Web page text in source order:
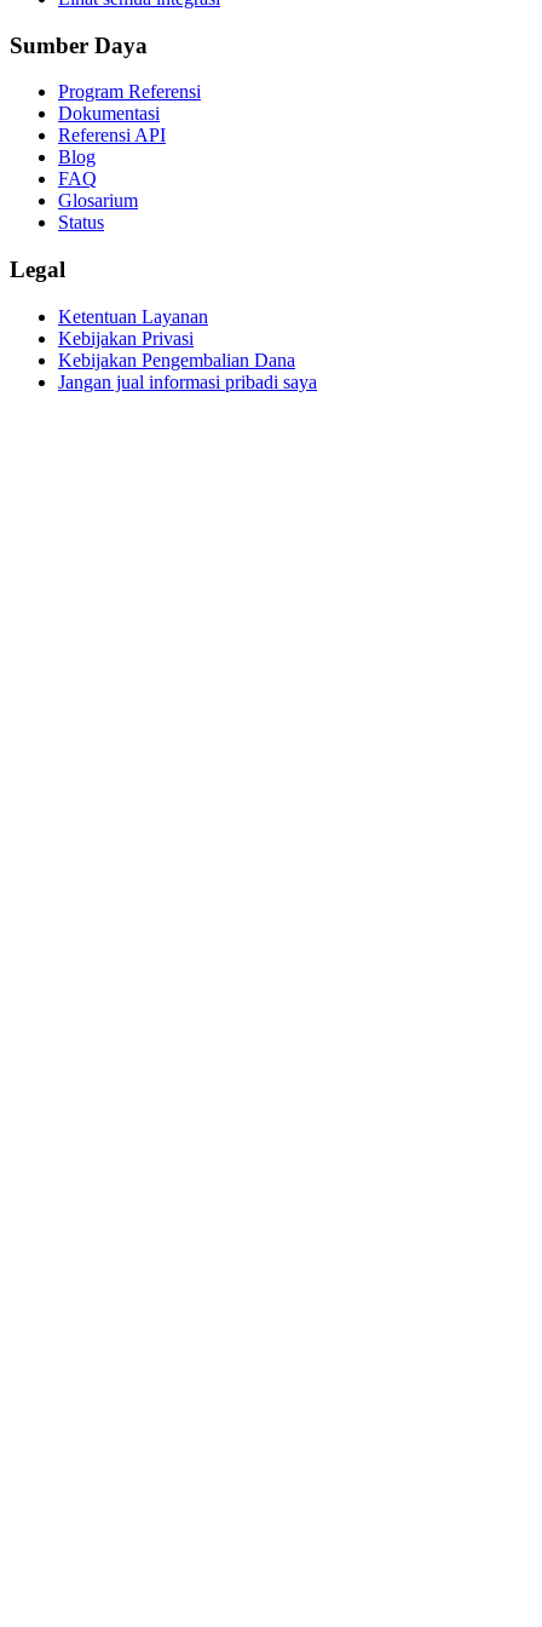
Sumber Daya
Program Referensi
Dokumentasi
Referensi API
Blog
FAQ
Glosarium
Status
Legal
Ketentuan Layanan
Kebijakan Privasi
Kebijakan Pengembalian Dana
Jangan jual informasi pribadi saya